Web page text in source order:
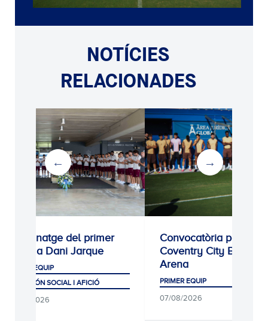
NOTÍCIES
RELACIONADES
Homenatge del primer
equip a Dani Jarque
PRIMER EQUIP
CLUB, MÓN SOCIAL I AFICIÓ
07/08/2026
Convocatòria per al
Coventry City Building
Arena
PRIMER EQUIP
07/08/2026